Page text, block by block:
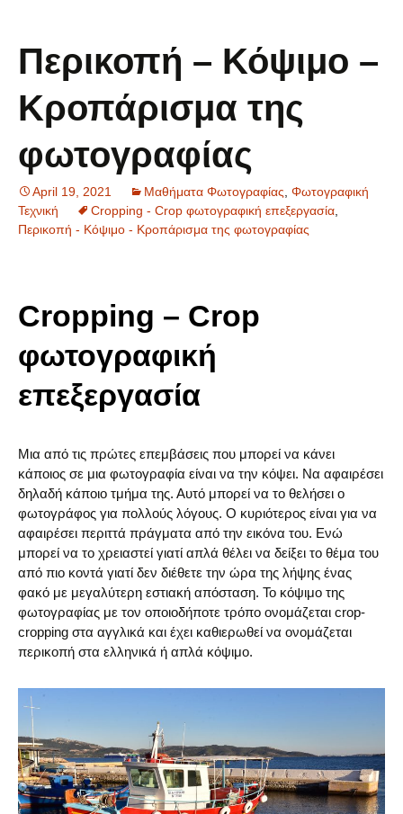
Περικοπή – Κόψιμο –
Κροπάρισμα της
φωτογραφίας
April 19, 2021 Μαθήματα Φωτογραφίας Φωτογραφική
Τεχνική
Cropping - Crop φωτογραφική επεξεργασία
Περικοπή - Κόψιμο - Κροπάρισμα της φωτογραφίας
Cropping – Crop
φωτογραφική
επεξεργασία
Μια από τις πρώτες επεμβάσεις που μπορεί να κάνει
κάποιος σε μια φωτογραφία είναι να την κόψει. Να αφαιρέσει
δηλαδή κάποιο τμήμα της. Αυτό μπορεί να το θελήσει ο
φωτογράφος για πολλούς λόγους. Ο κυριότερος είναι για να
αφαιρέσει περιττά πράγματα από την εικόνα του. Ενώ
μπορεί να το χρειαστεί γιατί απλά θέλει να δείξει το θέμα του
από πιο κοντά γιατί δεν διέθετε την ώρα της λήψης ένας
φακό με μεγαλύτερη εστιακή απόσταση. Το κόψιμο της
φωτογραφίας με τον οποιοδήποτε τρόπο ονομάζεται crop-
cropping στα αγγλικά και έχει καθιερωθεί να ονομάζεται
περικοπή στα ελληνικά ή απλά κόψιμο.